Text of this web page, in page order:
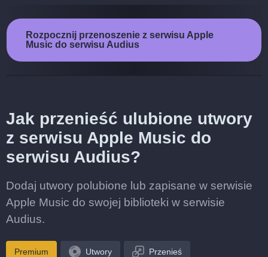
Rozpocznij przenoszenie z serwisu Apple
Music do serwisu Audius
Jak przenieść ulubione utwory
z serwisu Apple Music do
serwisu Audius?
Dodaj utwory polubione lub zapisane w serwisie
Apple Music do swojej biblioteki w serwisie
Audius.
Premium Utwory Przenieś